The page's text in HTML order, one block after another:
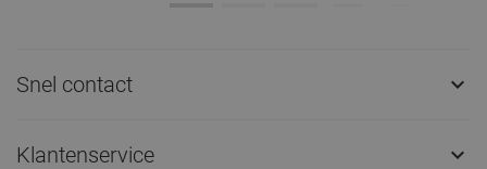
Snel contact 
Klantenservice 